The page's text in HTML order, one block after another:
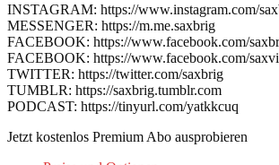
INSTAGRAM: https://www.instagram.com/
MESSENGER: https://m.me.saxbrig
FACEBOOK: https://www.facebook.com/
FACEBOOK: https://www.facebook.com/
TWITTER: https://twitter.com/saxbrig
TUMBLR: https://saxbrig.tumblr.com
PODCAST: https://tinyurl.com/yatkkcuq
Jetzt kostenlos Premium Abo ausprobieren